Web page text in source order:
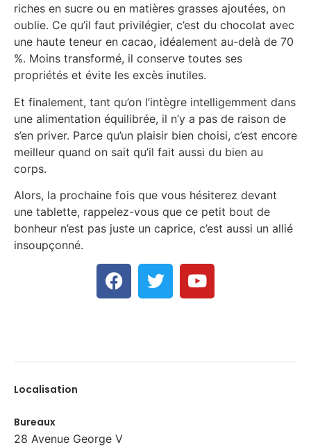
riches en sucre ou en matières grasses ajoutées, on
oublie. Ce qu’il faut privilégier, c’est du chocolat avec
une haute teneur en cacao, idéalement au-delà de 70
%. Moins transformé, il conserve toutes ses
propriétés et évite les excès inutiles.
Et finalement, tant qu’on l’intègre intelligemment dans
une alimentation équilibrée, il n’y a pas de raison de
s’en priver. Parce qu’un plaisir bien choisi, c’est encore
meilleur quand on sait qu’il fait aussi du bien au
corps.
Alors, la prochaine fois que vous hésiterez devant
une tablette, rappelez-vous que ce petit bout de
bonheur n’est pas juste un caprice, c’est aussi un allié
insoupçonné.
Localisation
Bureaux
28 Avenue George V